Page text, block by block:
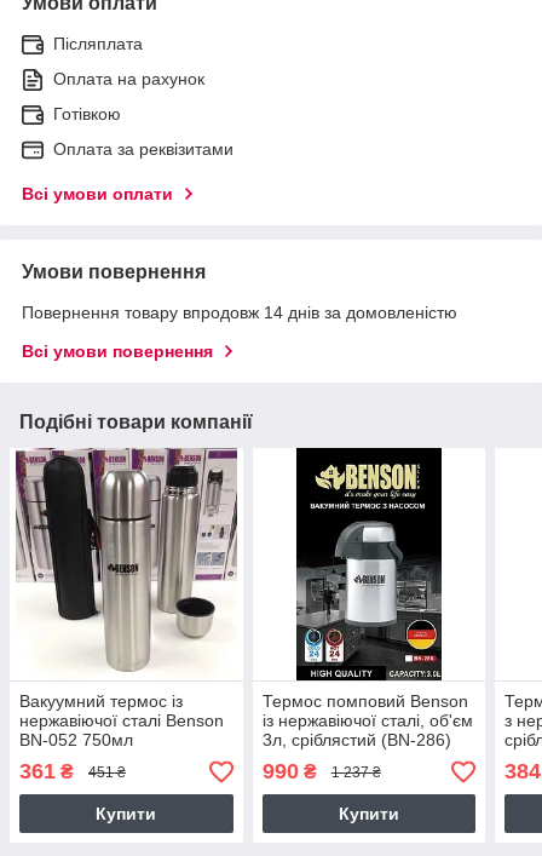
Післяплата
Оплата на рахунок
Готівкою
Оплата за реквізитами
Всі умови оплати
Умови повернення
Повернення товару впродовж 14 днів за домовленістю
Всі умови повернення
Подібні товари компанії
Вакуумний термос із
нержавіючої сталі Benson
BN-052 750мл
361 ₴ 451 ₴
Купити
Термос помповий Benson
із нержавіючої сталі, об'єм
3л, сріблястий (BN-286)
990₴ 1 237 ₴
Купити
з
384